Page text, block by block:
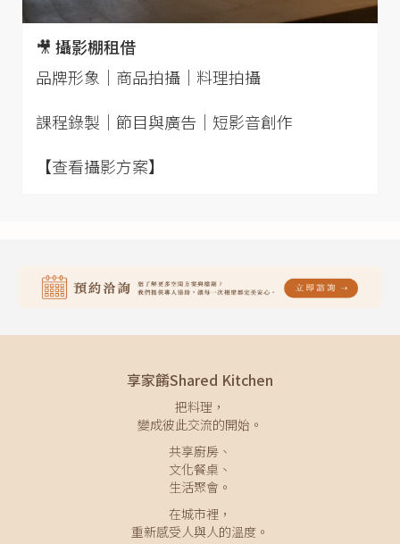
🎥 攝影棚租借
品牌形象｜商品拍攝｜料理拍攝
課程錄製｜節目與廣告｜短影音創作
【查看攝影方案】
享家餚Shared Kitchen
把料理，
變成彼此交流的開始。
共享廚房、
文化餐桌、
生活聚會。
在城市裡，
重新感受人與人的溫度。